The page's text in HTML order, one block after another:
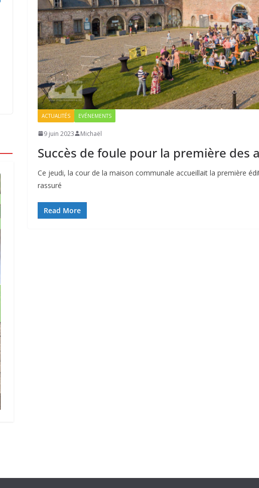
ACTUALITÉS EVÉNEMENTS
9 juin 2023 Michaël
Succès de foule pour la première des
Ce jeudi, la cour de la maison communale accueillait la première
rassuré
Read More